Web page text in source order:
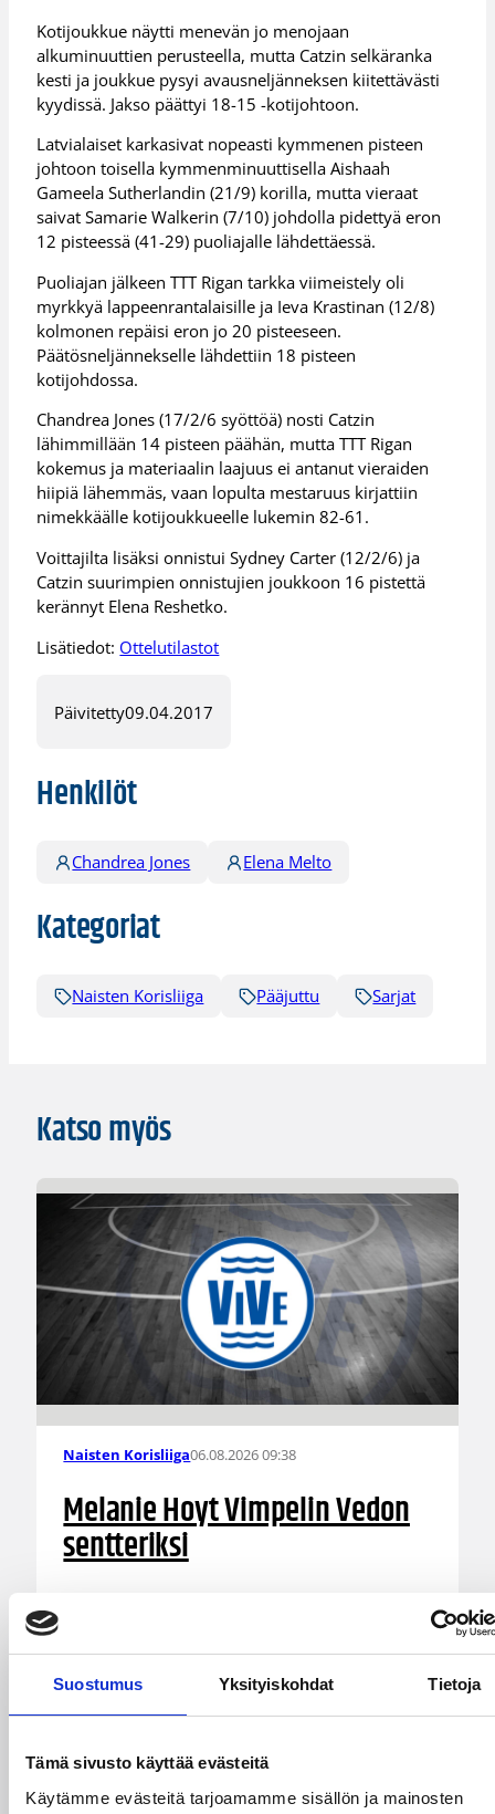
Suostumus Yksityiskohdat Tietoja
Tämä sivusto käyttää evästeitä
Käytämme evästeitä tarjoamamme sisällön ja mainosten
Kotijoukkue näytti menevän jo menojaan
alkuminuuttien perusteella, mutta Catzin selkäranka
kesti ja joukkue pysyi avausneljänneksen kiitettävästi
kyydissä. Jakso päättyi 18-15 -kotijohtoon.
Latvialaiset karkasivat nopeasti kymmenen pisteen
johtoon toisella kymmenminuuttisella Aishaah
Gameela Sutherlandin (21/9) korilla, mutta vieraat
saivat Samarie Walkerin (7/10) johdolla pidettyä eron
12 pisteessä (41-29) puoliajalle lähdettäessä.
Puoliajan jälkeen TTT Rigan tarkka viimeistely oli
myrkkyä lappeenrantalaisille ja Ieva Krastinan (12/8)
kolmonen repäisi eron jo 20 pisteeseen.
Päätösneljännekselle lähdettiin 18 pisteen
kotijohdossa.
Chandrea Jones (17/2/6 syöttöä) nosti Catzin
lähimmillään 14 pisteen päähän, mutta TTT Rigan
kokemus ja materiaalin laajuus ei antanut vieraiden
hiipiä lähemmäs, vaan lopulta mestaruus kirjattiin
nimekkäälle kotijoukkueelle lukemin 82-61.
Voittajilta lisäksi onnistui Sydney Carter (12/2/6) ja
Catzin suurimpien onnistujien joukkoon 16 pistettä
kerännyt Elena Reshetko.
Lisätiedot: Ottelutilastot
Päivitetty09.04.2017
Henkilöt
Chandrea Jones Elena Melto
Kategoriat
Naisten Korisliiga Pääjuttu Sarjat
Katso myös
Naisten Korisliiga06.08.2026 09:38
Melanie Hoyt Vimpelin Vedon
sentteriksi
yhdysvaltalaispelaaja Melanie Hoytin kanssa.